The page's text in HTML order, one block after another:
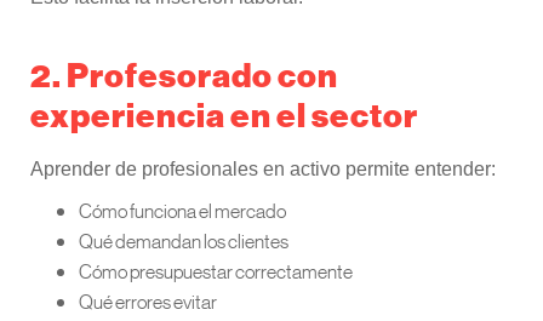
2. Profesorado con
experiencia en el sector
Aprender de profesionales en activo permite entender:
Cómo funciona el mercado
Qué demandan los clientes
Cómo presupuestar correctamente
Qué errores evitar